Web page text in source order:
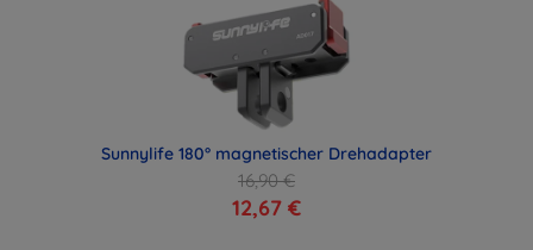
Sunnylife 180° magnetischer Drehadapter
16,90 €
12,67 €